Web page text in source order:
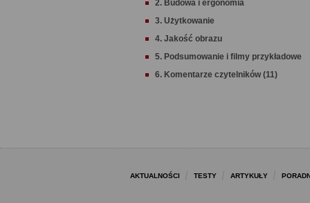
2. Budowa i ergonomia
3. Użytkowanie
4. Jakość obrazu
5. Podsumowanie i filmy przykładowe
6. Komentarze czytelników (11)
AKTUALNOŚCI TESTY ARTYKUŁY